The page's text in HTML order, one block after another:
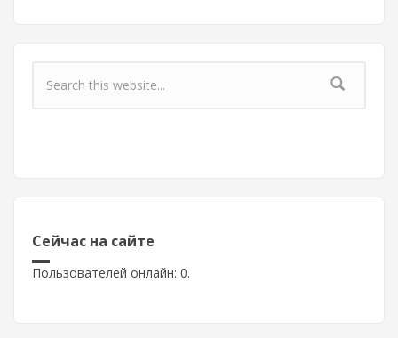
Форма поиска
Сейчас на сайте
Пользователей онлайн: 0.